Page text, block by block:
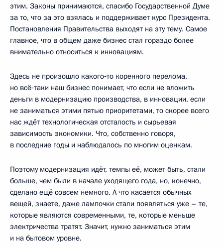
этим. Законы принимаются, спасибо Государственной Думе
за то, что за это взялась и поддерживает курс Президента.
Постановления Правительства выходят на эту тему. Самое
главное, что в общем даже бизнес стал гораздо более
внимательно относиться к инновациям.
Здесь не произошло какого‑то коренного перелома,
но всё‑таки наш бизнес понимает, что если не вложить
деньги в модернизацию производства, в инновации, если
не заниматься этими пятью приоритетами, то скорее всего
нас ждёт технологическая отсталость и сырьевая
зависимость экономики. Что, собственно говоря,
в последние годы и наблюдалось по многим оценкам.
Поэтому модернизация идёт, темпы её, может быть, стали
больше, чем были в начале уходящего года, но, конечно,
сделано ещё совсем немного. А что касается обычных
вещей, знаете, даже лампочки стали появляться уже – те,
которые являются современными, те, которые меньше
электричества тратят. Значит, нужно заниматься этим
и на бытовом уровне.